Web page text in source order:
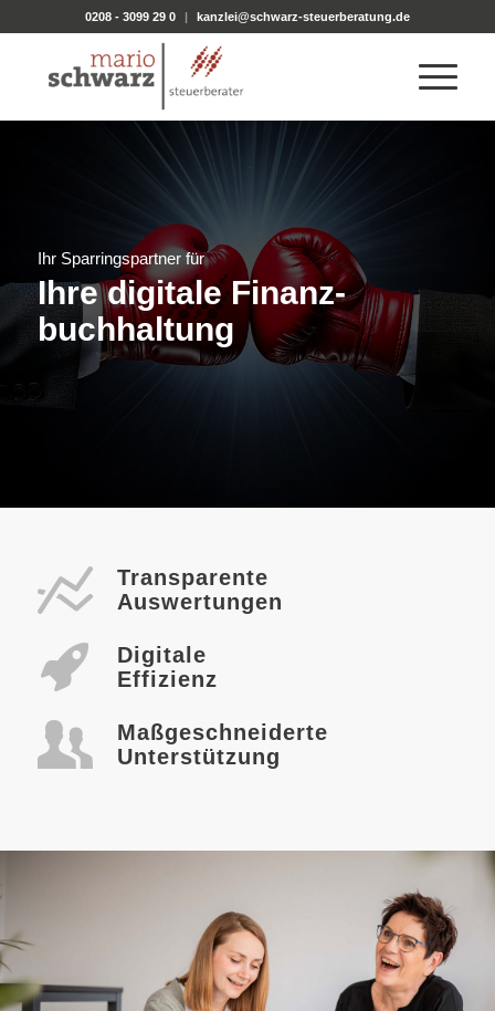
0208 - 3099 29 0 | kanzlei@schwarz-steuerberatung.de
Ihr Sparringspartner für
Ihre digitale Finanz­
buchhaltung
Transparente
Auswertungen
Digitale
Effizienz
Maßgeschneiderte
Unterstützung